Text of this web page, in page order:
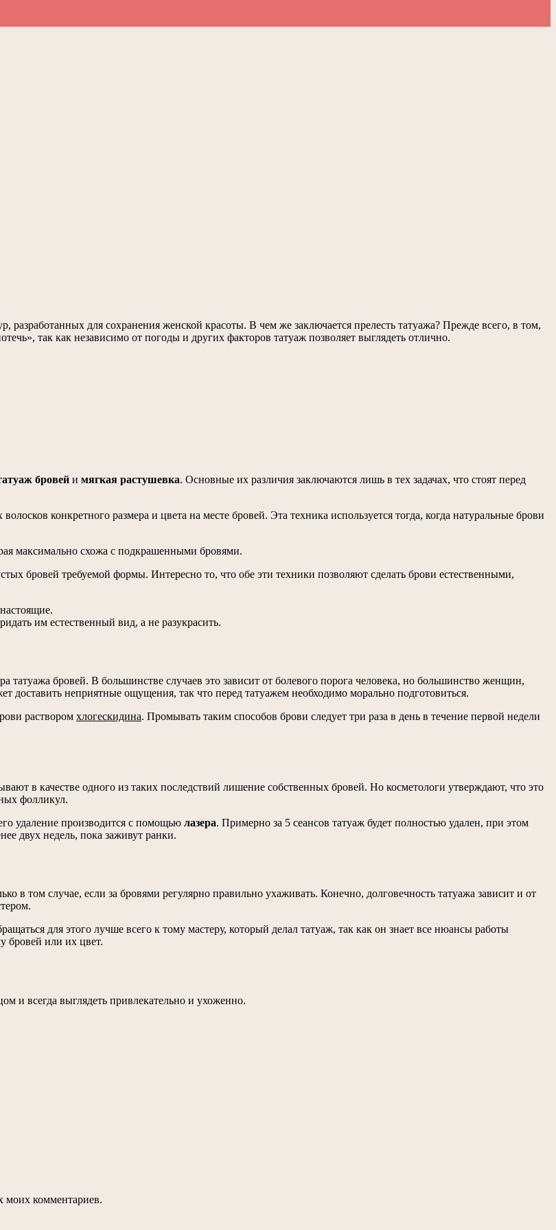
разработанных для сохранения женской красоты. В чем же заключается прелесть татуажа? Прежде всего, в том,
так как независимо от погоды и других факторов татуаж позволяет выглядеть отлично.
бровей и мягкая растушевка. Основные их различия заключаются лишь в тех задачах, что стоят перед
конкретного размера и цвета на месте бровей. Эта техника используется тогда, когда натуральные брови
максимально схожа с подкрашенными бровями.
бровей требуемой формы. Интересно то, что обе эти техники позволяют сделать брови естественными,
им естественный вид, а не разукрасить.
татуажа бровей. В большинстве случаев это зависит от болевого порога человека, но большинство женщин,
доставить неприятные ощущения, так что перед татуажем необходимо морально подготовиться.
раствором хлогескидина. Промывать таким способов брови следует три раза в день в течение первой недели
в качестве одного из таких последствий лишение собственных бровей. Но косметологи утверждают, что это
фолликул.
удаление производится с помощью лазера. Примерно за 5 сеансов татуаж будет полностью удален, при этом
двух недель, пока заживут ранки.
в том случае, если за бровями регулярно правильно ухаживать. Конечно, долговечность татуажа зависит и от
для этого лучше всего к тому мастеру, который делал татуаж, так как он знает все нюансы работы
бровей или их цвет.
и всегда выглядеть привлекательно и ухоженно.
моих комментариев.